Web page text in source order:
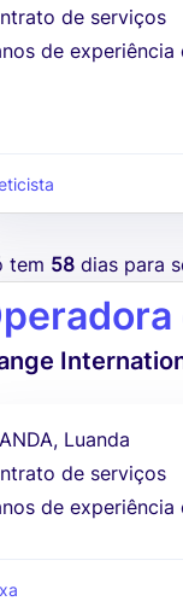
de serviços
de experiência
tem 58 dias para
Luanda
de serviços
de experiência